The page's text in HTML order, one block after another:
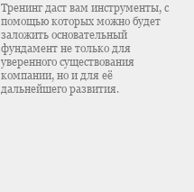
Тренинг даст вам инструменты, с
помощью которых можно будет
заложить основательный
фундамент не только для
уверенного существования
компании, но и для её
дальнейшего развития.